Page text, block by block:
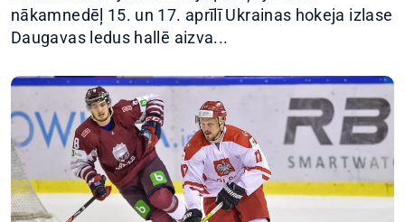
nākamnedēļ 15. un 17. aprīlī Ukrainas hokeja izlase
Daugavas ledus hallē aizva...